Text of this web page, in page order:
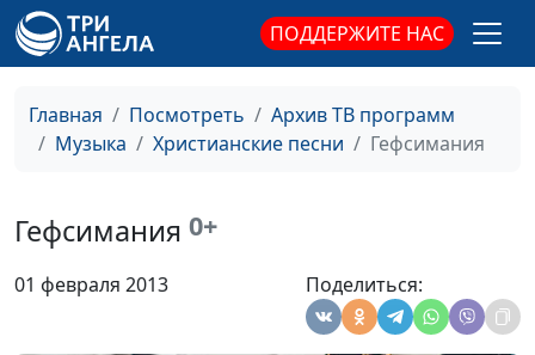
ПОДДЕРЖИТЕ НАС
Главная Посмотреть
Архив ТВ программ
Музыка
Христианские песни Гефсимания
Гефсимания 0+
01 февраля 2013 Поделиться:
мой, любовь Твоя
Кто-то жизнь
Анастасия Сергеева,
аккомпанемент
#1470
Господь, помилуй!
Анастасия Сергеева,
Сергей Парфёнов,
аккомпанемент